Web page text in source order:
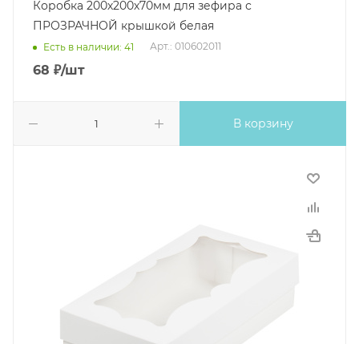
Коробка 200х200х70мм для зефира с
ПРОЗРАЧНОЙ крышкой белая
Есть в наличии: 41 Арт.: 010602011
68 ₽/шт
В корзину